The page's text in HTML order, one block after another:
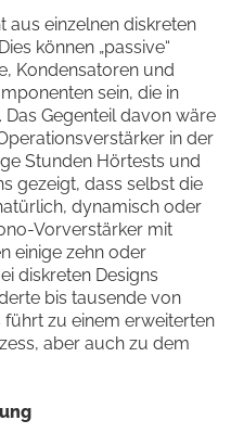
aus einzelnen diskreten
können „passive“
Kondensatoren und
sein, die in
Das Gegenteil davon wäre
in der
Stunden Hörtests und
gezeigt, dass selbst die
dynamisch oder
Vorverstärker mit
einige zehn oder
diskreten Designs
bis tausende von
zu einem erweiterten
aber auch zu dem